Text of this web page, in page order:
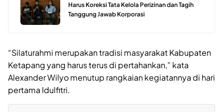
Harus Koreksi Tata Kelola Perizinan dan Tagih
Tanggung Jawab Korporasi
“Silaturahmi merupakan tradisi masyarakat Kabupaten
Ketapang yang harus terus di pertahankan,” kata
Alexander Wilyo menutup rangkaian kegiatannya di hari
pertama Idulfitri.